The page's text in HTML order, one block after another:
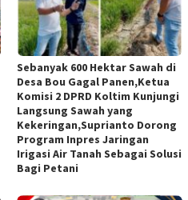
Sebanyak 600 Hektar Sawah di
Desa Bou Gagal Panen,Ketua
Komisi 2 DPRD Koltim Kunjungi
Langsung Sawah yang
Kekeringan,Suprianto Dorong
Program Inpres Jaringan
Irigasi Air Tanah Sebagai Solusi
Bagi Petani